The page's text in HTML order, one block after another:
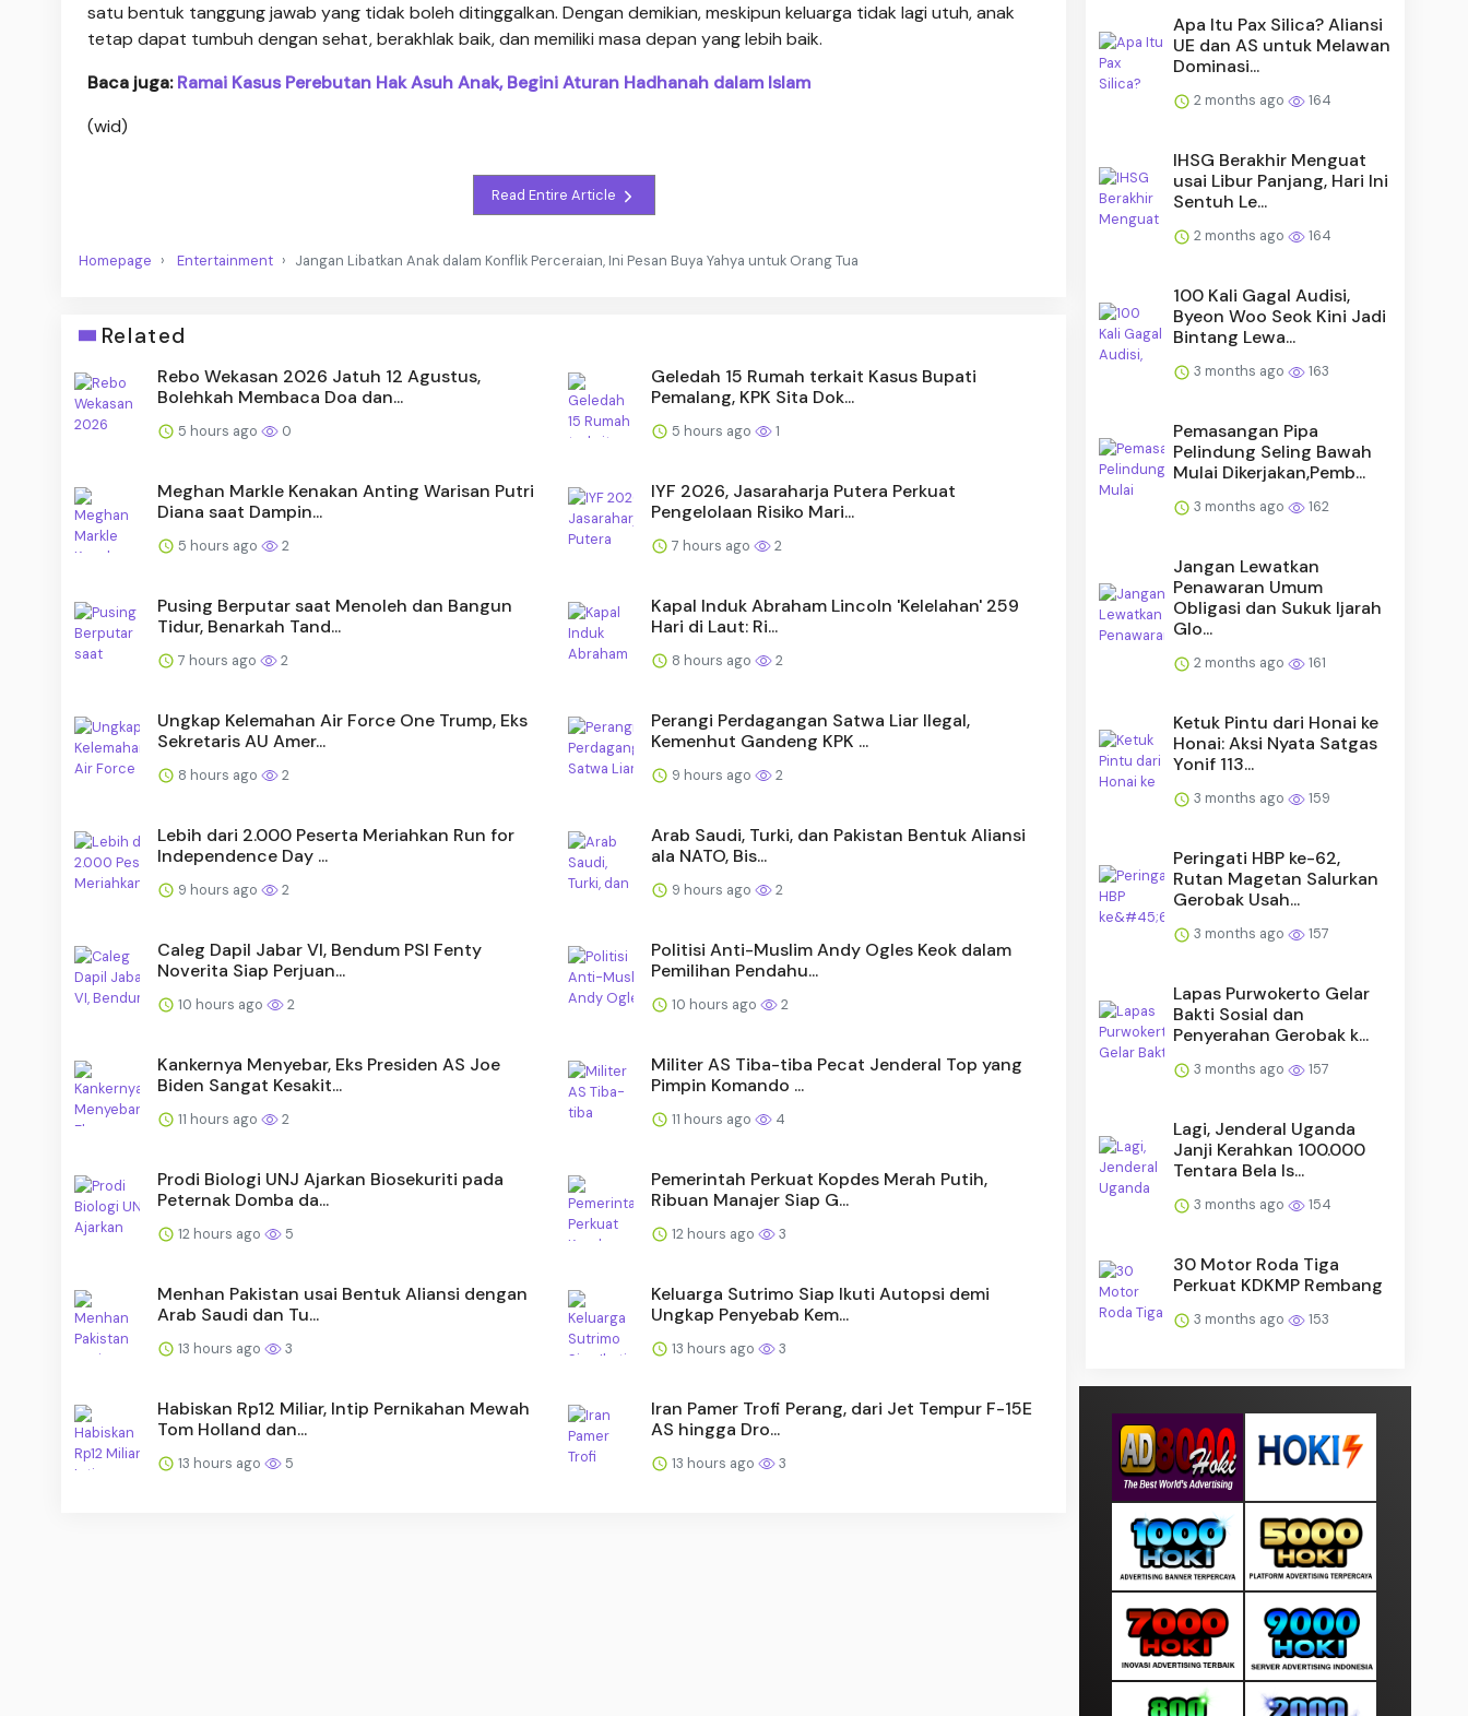
satu bentuk tanggung jawab yang tidak boleh ditinggalkan. Dengan demikian, meskipun keluarga tidak lagi utuh, anak
tetap dapat tumbuh dengan sehat, berakhlak baik, dan memiliki masa depan yang lebih baik.
Baca juga:Ramai Kasus Perebutan Hak Asuh Anak, Begini Aturan Hadhanah dalam Islam
(wid)
Read Entire Article
Homepage Entertainment Jangan Libatkan Anak dalam Konflik Perceraian, Ini Pesan Buya Yahya untuk Orang Tua
Related
Rebo Wekasan 2026 Jatuh 12 Agustus,
Bolehkah Membaca Doa dan...
5 hours ago 0
Geledah 15 Rumah terkait Kasus Bupati
Pemalang, KPK Sita Dok...
5 hours ago 1
Meghan Markle Kenakan Anting Warisan Putri
Diana saat Dampin...
5 hours ago 2
IYF 2026, Jasaraharja Putera Perkuat
Pengelolaan Risiko Mari...
7 hours ago 2
Pusing Berputar saat Menoleh dan Bangun
Tidur, Benarkah Tand...
7 hours ago 2
Kapal Induk Abraham Lincoln 'Kelelahan' 259
Hari di Laut: Ri...
8 hours ago 2
Ungkap Kelemahan Air Force One Trump, Eks
Sekretaris AU Amer...
8 hours ago 2
Perangi Perdagangan Satwa Liar Ilegal,
Kemenhut Gandeng KPK ...
9 hours ago 2
Lebih dari 2.000 Peserta Meriahkan Run for
Independence Day ...
9 hours ago 2
Arab Saudi, Turki, dan Pakistan Bentuk Aliansi
ala NATO, Bis...
9 hours ago 2
Caleg Dapil Jabar VI, Bendum PSI Fenty
Noverita Siap Perjuan...
10 hours ago 2
Politisi Anti-Muslim Andy Ogles Keok dalam
Pemilihan Pendahu...
10 hours ago 2
Kankernya Menyebar, Eks Presiden AS Joe
Biden Sangat Kesakit...
11 hours ago 2
Militer AS Tiba-tiba Pecat Jenderal Top yang
Pimpin Komando ...
11 hours ago 4
Prodi Biologi UNJ Ajarkan Biosekuriti pada
Peternak Domba da...
12 hours ago 5
Pemerintah Perkuat Kopdes Merah Putih,
Ribuan Manajer Siap G...
12 hours ago 3
Menhan Pakistan usai Bentuk Aliansi dengan
Arab Saudi dan Tu...
13 hours ago 3
Keluarga Sutrimo Siap Ikuti Autopsi demi
Ungkap Penyebab Kem...
13 hours ago 3
Habiskan Rp12 Miliar, Intip Pernikahan Mewah
Tom Holland dan...
13 hours ago 5
Iran Pamer Trofi Perang, dari Jet Tempur F-15E
AS hingga Dro...
13 hours ago 3
Apa Itu Pax Silica? Aliansi
UE dan AS untuk Melawan
Dominasi...
2 months ago 164
IHSG Berakhir Menguat
usai Libur Panjang, Hari Ini
Sentuh Le...
2 months ago 164
100 Kali Gagal Audisi,
Byeon Woo Seok Kini Jadi
Bintang Lewa...
3 months ago 163
Pemasangan Pipa
Pelindung Seling Bawah
Mulai Dikerjakan,Pemb...
3 months ago 162
Jangan Lewatkan
Penawaran Umum
Obligasi dan Sukuk Ijarah
Glo...
2 months ago 161
Ketuk Pintu dari Honai ke
Honai: Aksi Nyata Satgas
Yonif 113...
3 months ago 159
Peringati HBP ke-62,
Rutan Magetan Salurkan
Gerobak Usah...
3 months ago 157
Lapas Purwokerto Gelar
Bakti Sosial dan
Penyerahan Gerobak k...
3 months ago 157
Lagi, Jenderal Uganda
Janji Kerahkan 100.000
Tentara Bela Is...
3 months ago 154
30 Motor Roda Tiga
Perkuat KDKMP Rembang
3 months ago 153